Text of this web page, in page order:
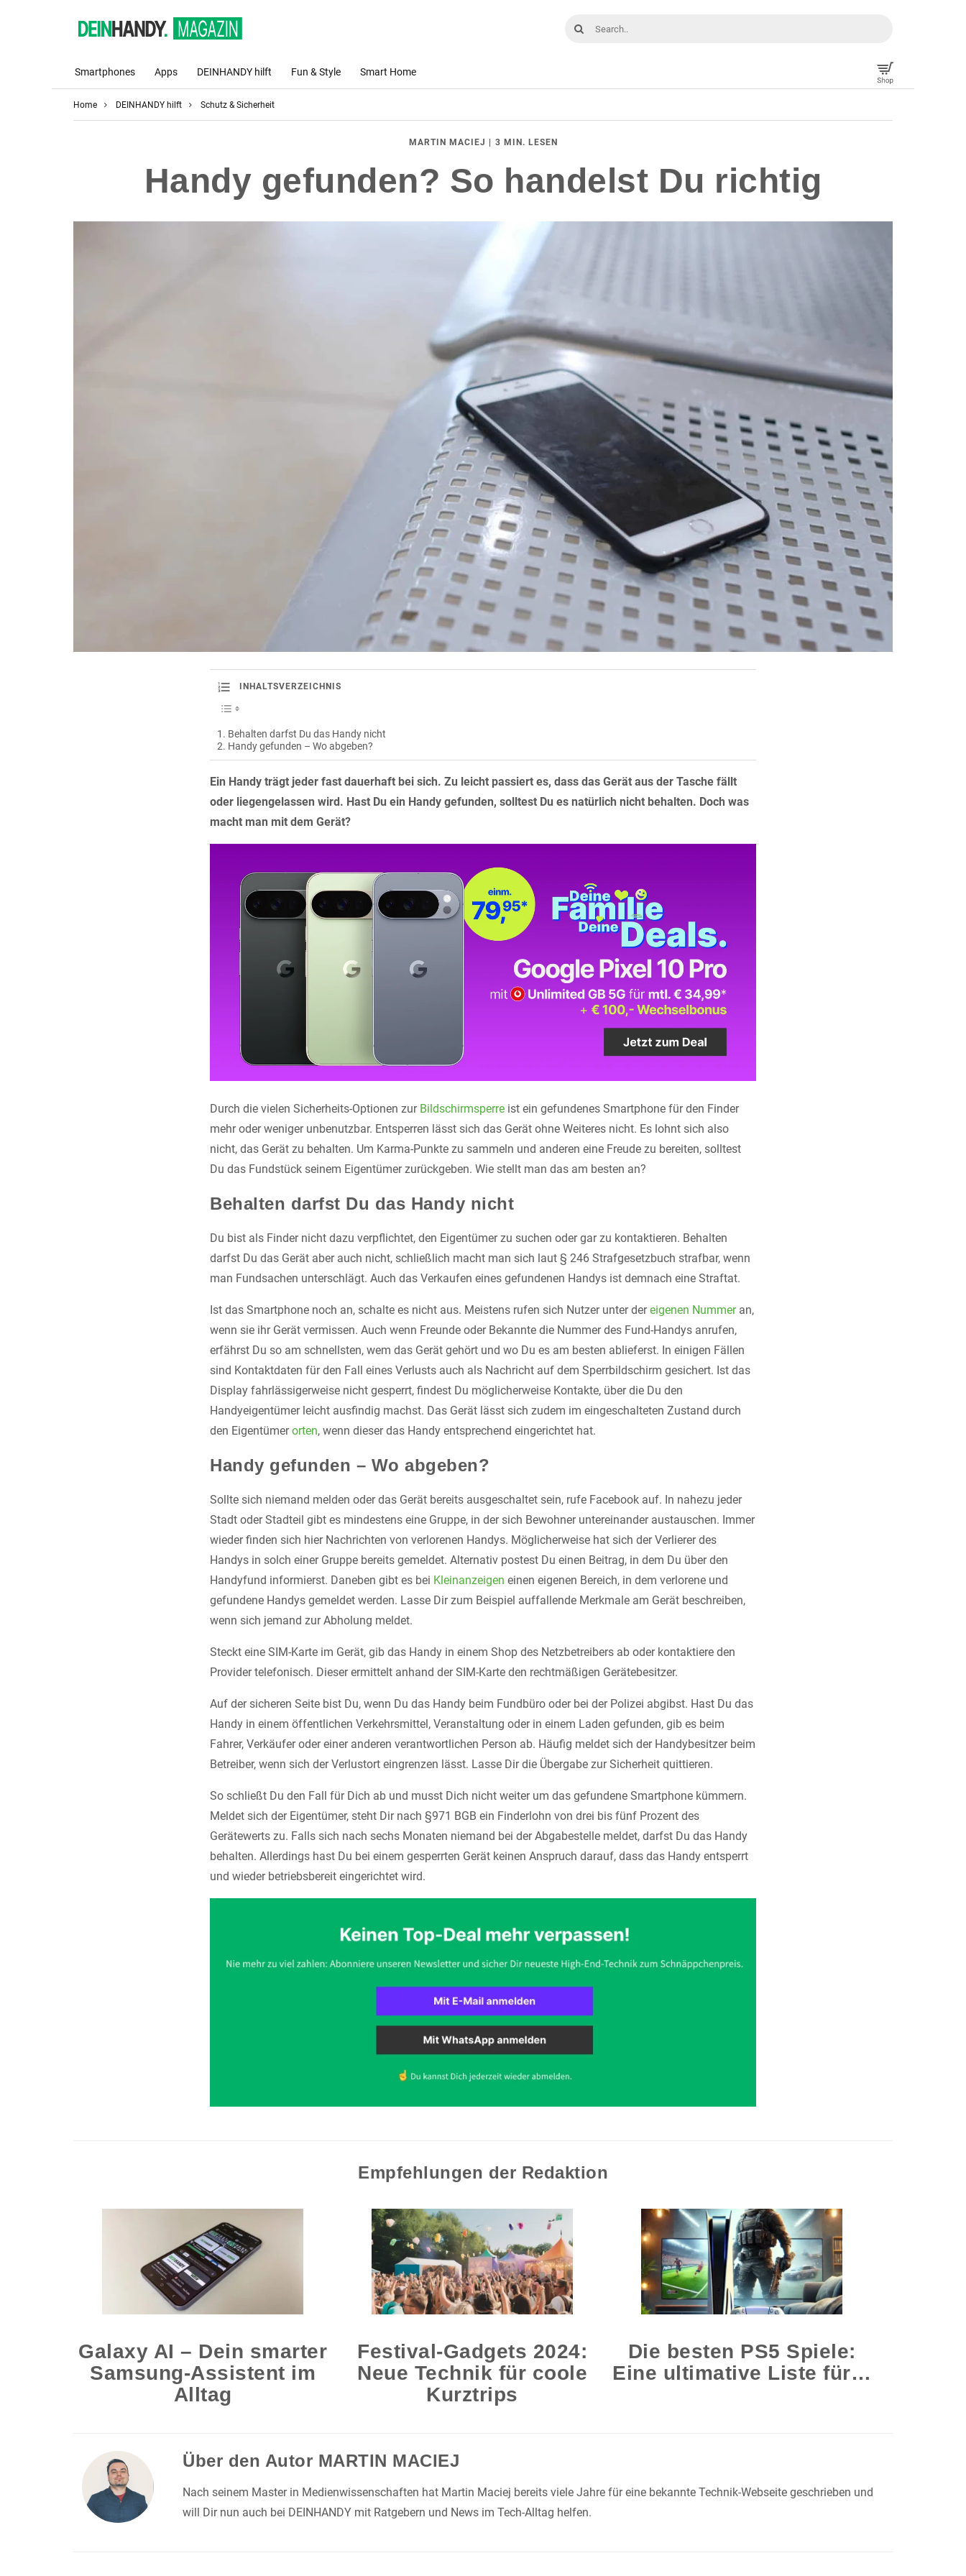
Smartphones Apps DEINHANDY hilft Fun & Style Smart Home
Home DEINHANDY hilft Schutz & Sicherheit
MARTIN MACIEJ 3 MIN. LESEN
Handy gefunden? So handelst Du richtig
INHALTSVERZEICHNIS
Behalten darfst Du das Handy nicht
Handy gefunden – Wo abgeben?
Ein Handy trägt jeder fast dauerhaft bei sich. Zu leicht passiert es, dass das Gerät aus der Tasche fällt
oder liegengelassen wird. Hast Du ein Handy gefunden, solltest Du es natürlich nicht behalten. Doch was
macht man mit dem Gerät?
Durch die vielen Sicherheits-Optionen zur Bildschirmsperre ist ein gefundenes Smartphone für den Finder
mehr oder weniger unbenutzbar. Entsperren lässt sich das Gerät ohne Weiteres nicht. Es lohnt sich also
nicht, das Gerät zu behalten. Um Karma-Punkte zu sammeln und anderen eine Freude zu bereiten, solltest
Du das Fundstück seinem Eigentümer zurückgeben. Wie stellt man das am besten an?
Behalten darfst Du das Handy nicht
Du bist als Finder nicht dazu verpflichtet, den Eigentümer zu suchen oder gar zu kontaktieren. Behalten
darfst Du das Gerät aber auch nicht, schließlich macht man sich laut § 246 Strafgesetzbuch strafbar, wenn
man Fundsachen unterschlägt. Auch das Verkaufen eines gefundenen Handys ist demnach eine Straftat.
Ist das Smartphone noch an, schalte es nicht aus. Meistens rufen sich Nutzer unter dereigenen Nummeran,
wenn sie ihr Gerät vermissen. Auch wenn Freunde oder Bekannte die Nummer des Fund-Handys anrufen,
erfährst Du so am schnellsten, wem das Gerät gehört und wo Du es am besten ablieferst. In einigen Fällen
sind Kontaktdaten für den Fall eines Verlusts auch als Nachricht auf dem Sperrbildschirm gesichert. Ist das
Display fahrlässigerweise nicht gesperrt, findest Du möglicherweise Kontakte, über die Du den
Handyeigentümer leicht ausfindig machst. Das Gerät lässt sich zudem im eingeschalteten Zustand durch
den Eigentümerorten, wenn dieser das Handy entsprechend eingerichtet hat.
Handy gefunden – Wo abgeben?
Sollte sich niemand melden oder das Gerät bereits ausgeschaltet sein, rufe Facebook auf. In nahezu jeder
Stadt oder Stadteil gibt es mindestens eine Gruppe, in der sich Bewohner untereinander austauschen. Immer
wieder finden sich hier Nachrichten von verlorenen Handys. Möglicherweise hat sich der Verlierer des
Handys in solch einer Gruppe bereits gemeldet. Alternativ postest Du einen Beitrag, in dem Du über den
Handyfund informierst. Daneben gibt es bei Kleinanzeigen einen eigenen Bereich, in dem verlorene und
gefundene Handys gemeldet werden. Lasse Dir zum Beispiel auffallende Merkmale am Gerät beschreiben,
wenn sich jemand zur Abholung meldet.
Steckt eine SIM-Karte im Gerät, gib das Handy in einem Shop des Netzbetreibers ab oder kontaktiere den
Provider telefonisch. Dieser ermittelt anhand der SIM-Karte den rechtmäßigen Gerätebesitzer.
Auf der sicheren Seite bist Du, wenn Du das Handy beim Fundbüro oder bei der Polizei abgibst. Hast Du das
Handy in einem öffentlichen Verkehrsmittel, Veranstaltung oder in einem Laden gefunden, gib es beim
Fahrer, Verkäufer oder einer anderen verantwortlichen Person ab. Häufig meldet sich der Handybesitzer beim
Betreiber, wenn sich der Verlustort eingrenzen lässt. Lasse Dir die Übergabe zur Sicherheit quittieren.
So schließt Du den Fall für Dich ab und musst Dich nicht weiter um das gefundene Smartphone kümmern.
Meldet sich der Eigentümer, steht Dir nach §971 BGB ein Finderlohn von drei bis fünf Prozent des
Gerätewerts zu. Falls sich nach sechs Monaten niemand bei der Abgabestelle meldet, darfst Du das Handy
behalten. Allerdings hast Du bei einem gesperrten Gerät keinen Anspruch darauf, dass das Handy entsperrt
und wieder betriebsbereit eingerichtet wird.
Empfehlungen der Redaktion
Galaxy AI – Dein smarter
Samsung-Assistent im
Alltag
Festival-Gadgets 2024:
Neue Technik für coole
Kurztrips
Die besten PS5 Spiele:
Eine ultimative Liste für…
Über den Autor MARTIN MACIEJ
Nach seinem Master in Medienwissenschaften hat Martin Maciej bereits viele Jahre für eine bekannte Technik-Webseite geschrieben und
will Dir nun auch bei DEINHANDY mit Ratgebern und News im Tech-Alltag helfen.